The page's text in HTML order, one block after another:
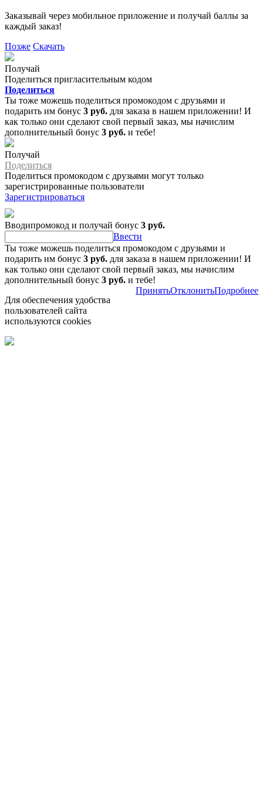
Заказывай через мобильное приложение и получай баллы за
каждый заказ!
Позже Скачать
Получай
Поделиться пригласительным кодом
Поделиться
Ты тоже можешь поделиться промокодом с друзьями и
подарить им бонус 3 руб. для заказа в нашем приложении! И
как только они сделают свой первый заказ, мы начислим
дополнительный бонус 3 руб. и тебе!
Получай
Поделиться
Поделиться промокодом с друзьями могут только
зарегистрированные пользователи
Зарегистрироваться
Вводипромокод и получай бонус 3 руб.
Ввести
Ты тоже можешь поделиться промокодом с друзьями и
подарить им бонус 3 руб. для заказа в нашем приложении! И
как только они сделают свой первый заказ, мы начислим
дополнительный бонус 3 руб. и тебе!
Для обеспечения удобства
пользователей сайта
используются cookies
ПринятьОтклонитьПодробнее